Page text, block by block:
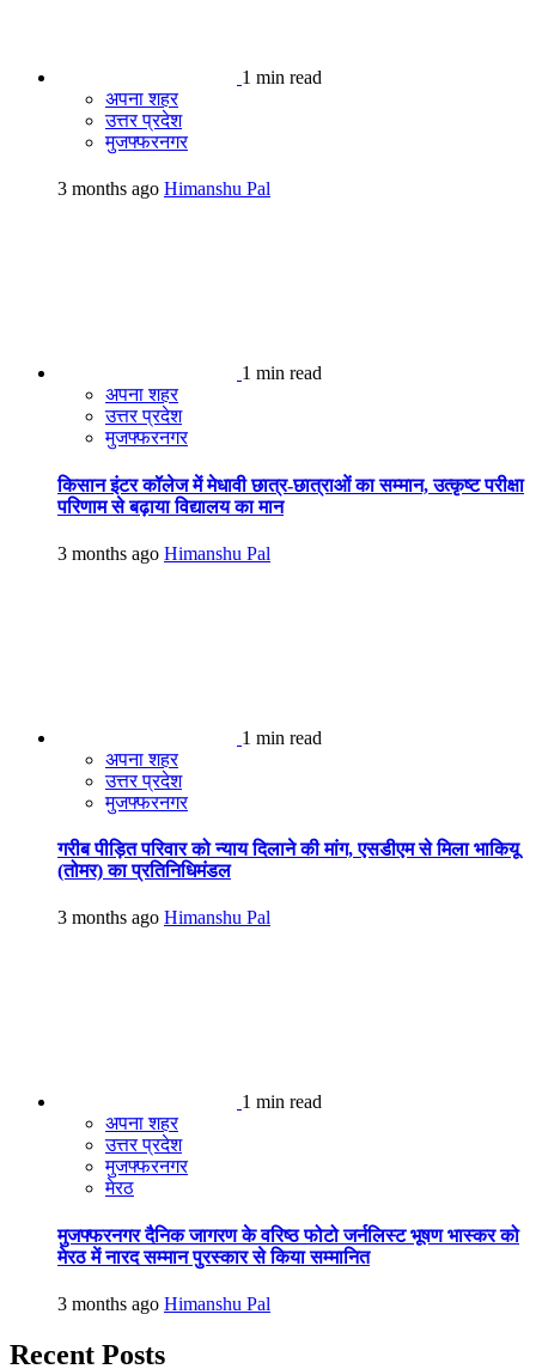
1 min read
अपना शहर
उत्तर प्रदेश
मुजफ्फरनगर
3 months ago Himanshu Pal
1 min read
अपना शहर
उत्तर प्रदेश
मुजफ्फरनगर
किसान इंटर कॉलेज में मेधावी छात्र-छात्राओं का सम्मान, उत्कृष्ट परीक्षा
परिणाम से बढ़ाया विद्यालय का मान
3 months ago Himanshu Pal
1 min read
अपना शहर
उत्तर प्रदेश
मुजफ्फरनगर
गरीब पीड़ित परिवार को न्याय दिलाने की मांग, एसडीएम से मिला भाकियू
(तोमर) का प्रतिनिधिमंडल
3 months ago Himanshu Pal
1 min read
अपना शहर
उत्तर प्रदेश
मुजफ्फरनगर
मेरठ
मुजफ्फरनगर दैनिक जागरण के वरिष्ठ फोटो जर्नलिस्ट भूषण भास्कर को
मेरठ में नारद सम्मान पुरस्कार से किया सम्मानित
3 months ago Himanshu Pal
Recent Posts